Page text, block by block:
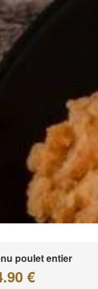
poulet entier
€